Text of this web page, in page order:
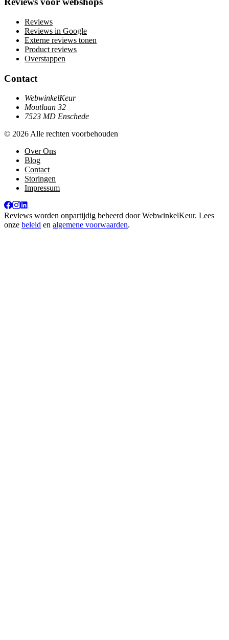
Reviews
Reviews in Google
Externe reviews tonen
Product reviews
Overstappen
Contact
WebwinkelKeur
Moutlaan 32
7523 MD Enschede
© 2026 Alle rechten voorbehouden
Over Ons
Blog
Contact
Storingen
Impressum
Reviews worden onpartijdig beheerd doorWebwinkelKeur. Lees
onze beleid en algemene voorwaarden.